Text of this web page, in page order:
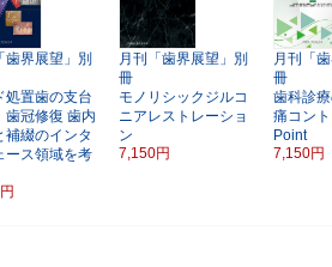
歯界展望」別
処置歯の支台
歯冠修復 歯内
補綴のインタ
ース領域を考
月刊「歯界展望」別
冊
モノリシックジルコ
ニアレストレーショ
ン
7,150円
月刊「
冊
歯科診
痛コン
Point
7,150円